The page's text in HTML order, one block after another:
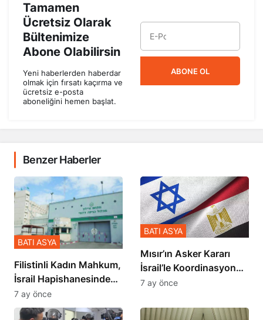
Tamamen
Ücretsiz Olarak
Bültenimize
Abone Olabilirsin
Yeni haberlerden haberdar
olmak için fırsatı kaçırma ve
ücretsiz e-posta
aboneliğini hemen başlat.
ABONE OL
Benzer Haberler
Filistinli Kadın Mahkum,
İsrail Hapishanesindeki
Zulmü Anlattı
BATI ASYA
7 ay önce
Mısır’ın Asker Kararı
İsrail’le Koordinasyon
İçinde Gerçekleşmiş
BATI ASYA
7 ay önce